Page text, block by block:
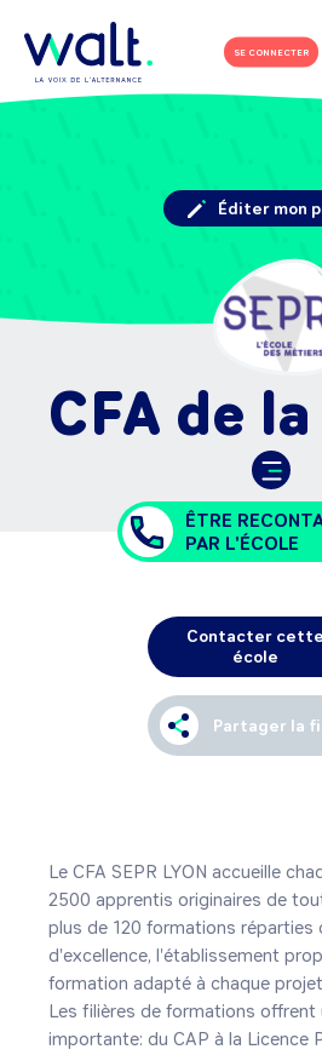
SE CONNECTER
CFA de la
Éditer mon
ÊTRE
PAR L'ÉCOLE
Contacter cette
école
Partager la
Le CFA SEPR LYON accueille
2500 apprentis originaires de
plus de 120 formations réparties
d'excellence, l'établissement
formation adapté à chaque
Les filières de formations offrent
importante: du CAP à la Licence